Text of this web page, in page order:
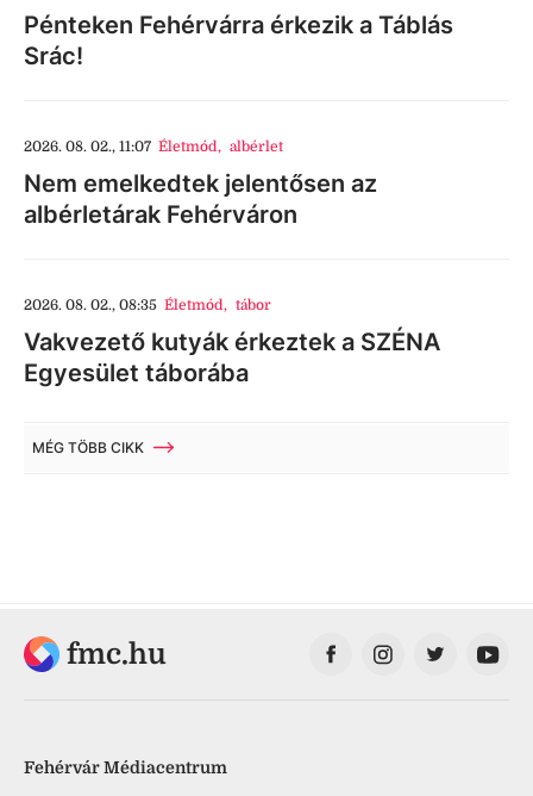
Pénteken Fehérvárra érkezik a Táblás
Srác!
2026. 08. 02., 11:07 Életmód, albérlet
Nem emelkedtek jelentősen az
albérletárak Fehérváron
2026. 08. 02., 08:35 Életmód, tábor
Vakvezető kutyák érkeztek a SZÉNA
Egyesület táborába
MÉG TÖBB CIKK
fmc.hu
Fehérvár Médiacentrum